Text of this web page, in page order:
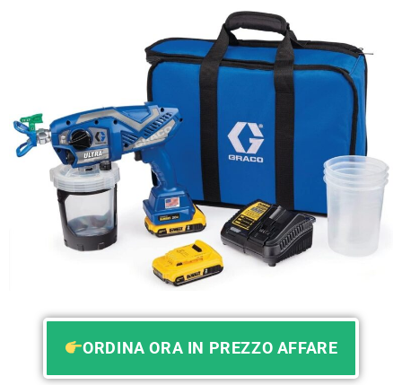
ORDINA ORA IN PREZZO AFFARE